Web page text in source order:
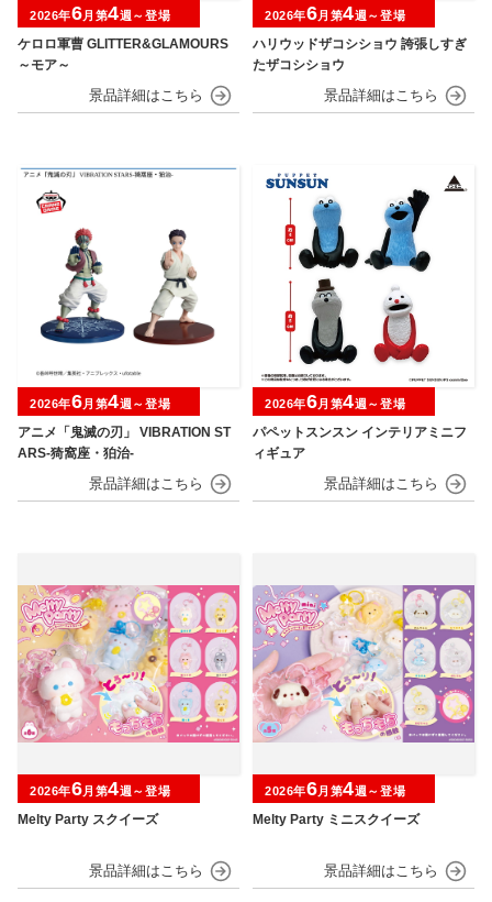
ケロロ軍曹 GLITTER&GLAMOURS
～モア～
2026年6月第4週～登場
ハリウッドザコシショウ 誇張しすぎ
たザコシショウ
2026年6月第4週～登場
アニメ「鬼滅の刃」 VIBRATION ST
ARS-猗窩座・狛治-
2026年6月第4週～登場
パペットスンスン インテリアミニフ
ィギュア
2026年6月第4週～登場
Melty Party スクイーズ
2026年6月第4週～登場
Melty Party ミニスクイーズ
2026年6月第4週～登場